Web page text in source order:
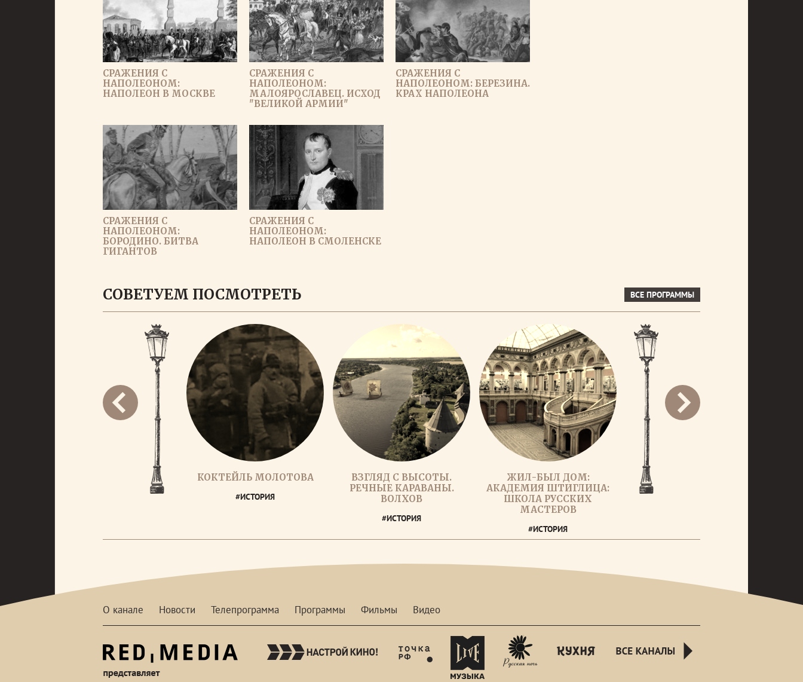
СРАЖЕНИЯ С
НАПОЛЕОНОМ:
НАПОЛЕОН В МОСКВЕ
СРАЖЕНИЯ С
НАПОЛЕОНОМ:
МАЛОЯРОСЛАВЕЦ. ИСХОД
"ВЕЛИКОЙ АРМИИ"
СРАЖЕНИЯ С
НАПОЛЕОНОМ: БЕРЕЗИНА.
КРАХ НАПОЛЕОНА
СРАЖЕНИЯ С
НАПОЛЕОНОМ:
БОРОДИНО. БИТВА
ГИГАНТОВ
СРАЖЕНИЯ С
НАПОЛЕОНОМ:
НАПОЛЕОН В СМОЛЕНСКЕ
СОВЕТУЕМ ПОСМОТРЕТЬ ВСЕ ПРОГРАММЫ
КОКТЕЙЛЬ МОЛОТОВА
#ИСТОРИЯ
ВЗГЛЯД С ВЫСОТЫ.
РЕЧНЫЕ КАРАВАНЫ.
ВОЛХОВ
#ИСТОРИЯ
ЖИЛ-БЫЛ ДОМ:
АКАДЕМИЯ ШТИГЛИЦА:
ШКОЛА РУССКИХ
МАСТЕРОВ
#ИСТОРИЯ
О канале Новости Телепрограмма Программы Фильмы Видео
nastroykino mymusictv rusnight kuhnyatv